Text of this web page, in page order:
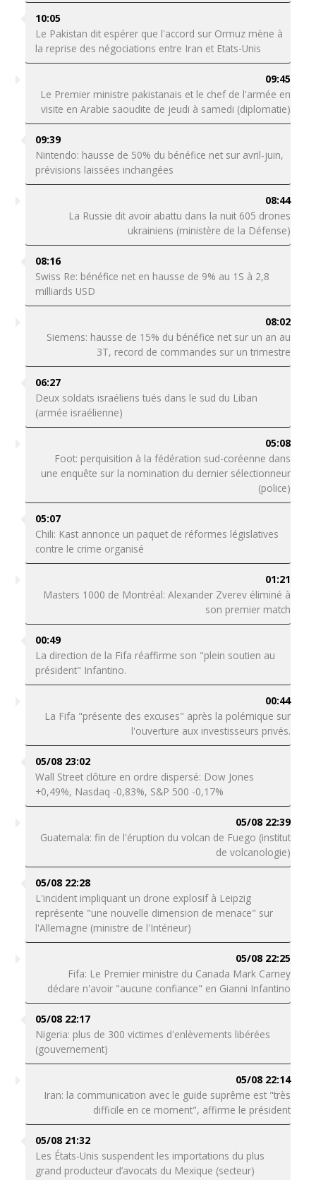
10:05
Le Pakistan dit espérer que l'accord sur Ormuz mène à
la reprise des négociations entre Iran et Etats-Unis
09:45
Le Premier ministre pakistanais et le chef de l'armée en
visite en Arabie saoudite de jeudi à samedi (diplomatie)
09:39
Nintendo: hausse de 50% du bénéfice net sur avril-juin,
prévisions laissées inchangées
08:44
La Russie dit avoir abattu dans la nuit 605 drones
ukrainiens (ministère de la Défense)
08:16
Swiss Re: bénéfice net en hausse de 9% au 1S à 2,8
milliards USD
08:02
Siemens: hausse de 15% du bénéfice net sur un an au
3T, record de commandes sur un trimestre
06:27
Deux soldats israéliens tués dans le sud du Liban
(armée israélienne)
05:08
Foot: perquisition à la fédération sud-coréenne dans
une enquête sur la nomination du dernier sélectionneur
(police)
05:07
Chili: Kast annonce un paquet de réformes législatives
contre le crime organisé
01:21
Masters 1000 de Montréal: Alexander Zverev éliminé à
son premier match
00:49
La direction de la Fifa réaffirme son "plein soutien au
président" Infantino.
00:44
La Fifa "présente des excuses" après la polémique sur
l'ouverture aux investisseurs privés.
05/08 23:02
Wall Street clôture en ordre dispersé: Dow Jones
+0,49%, Nasdaq -0,83%, S&P 500 -0,17%
05/08 22:39
Guatemala: fin de l'éruption du volcan de Fuego (institut
de volcanologie)
05/08 22:28
L'incident impliquant un drone explosif à Leipzig
représente "une nouvelle dimension de menace" sur
l'Allemagne (ministre de l'Intérieur)
05/08 22:25
Fifa: Le Premier ministre du Canada Mark Carney
déclare n'avoir "aucune confiance" en Gianni Infantino
05/08 22:17
Nigeria: plus de 300 victimes d'enlèvements libérées
(gouvernement)
05/08 22:14
Iran: la communication avec le guide suprême est "très
difficile en ce moment", affirme le président
05/08 21:32
Les États-Unis suspendent les importations du plus
grand producteur d’avocats du Mexique (secteur)